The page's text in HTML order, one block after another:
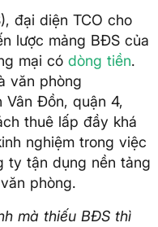
đại diện TCO cho
lược mảng BĐS của
mại có dòng tiền.
văn phòng
Vân Đồn, quận 4,
thuê lấp đầy khá
nghiệm trong việc
ty tận dụng nền tảng
phòng.
mà thiếu BĐS thì